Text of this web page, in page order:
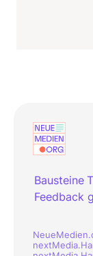
Bausteine
Feedback